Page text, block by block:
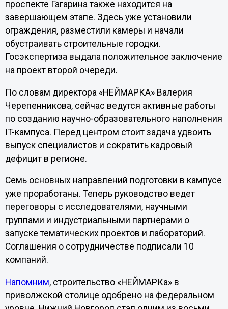
проспекте Гагарина также находится на
завершающем этапе. Здесь уже установили
ограждения, разместили камеры и начали
обустраивать строительные городки.
Госэкспертиза выдала положительное заключение
на проект второй очереди.
По словам директора «НЕЙМАРКА» Валерия
Черепенникова, сейчас ведутся активные работы
по созданию научно-образовательного наполнения
IT-кампуса. Перед центром стоит задача удвоить
выпуск специалистов и сократить кадровый
дефицит в регионе.
Семь основных направлений подготовки в кампусе
уже проработаны. Теперь руководство ведет
переговоры с исследователями, научными
группами и индустриальными партнерами о
запуске тематических проектов и лабораторий.
Соглашения о сотрудничестве подписали 10
компаний.
Напомним, строительство «НЕЙМАРКа» в
приволжской столице одобрено на федеральном